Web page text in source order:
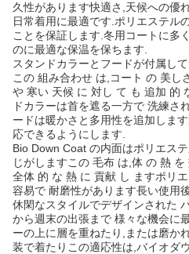
久性があります快適さ,天候への優
日常着用に最適です.ポリエステル
ことを保証します.冬用コートに多
のに最適な保温を保ちます.
スタンドカラーとフードが付属し
この 組み合わせ は,コート の 美し
や 寒い 天候 に 対し て も 追加 的
ドカラーは首を遮る一方で 洗練さ
ードは暖かさと多用性を追加しま
応できるようにします.
Bio Down Coat の内面はポリエス
じがしますこの 毛布 は,体 の 熱
全体 的 な 熱 に 貢献 し ますポリ
容易で 耐磨性があります長い使用
休閑なスタイルでデザインされた
から週末の出張まで 様々な機会に
ーの上に層を重ねたり,または磨か
装で着たりこの適応性は,バイオダ